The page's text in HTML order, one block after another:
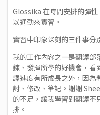
Glossika 在時間安排的彈
以通勤來實習。
實習中印象深刻的三件事分
我的工作內容之一是翻譯部
鍊、發揮所學的好機會，看
譯速度有所成長之外，因為
討、修改、筆記。謝謝
的不足，讓我學習到翻譯不
排。